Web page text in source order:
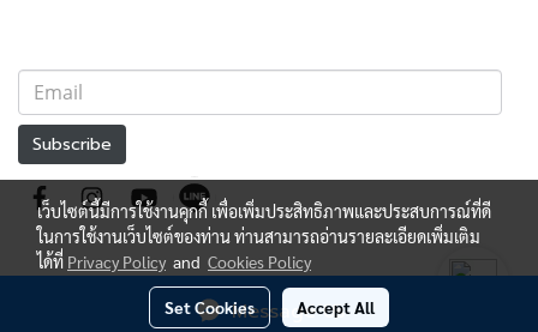
Message Us
Subscribe
Today's visitor 1
เว็บไซต์นี้มีการใช้งานคุกกี้ เพื่อเพิ่มประสิทธิภาพและประสบการณ์ที่ดี
ในการใช้งานเว็บไซต์ของท่าน ท่านสามารถอ่านรายละเอียดเพิ่มเติม
ได้ที่ Privacy Policy and Cookies Policy
Set Cookies Accept All